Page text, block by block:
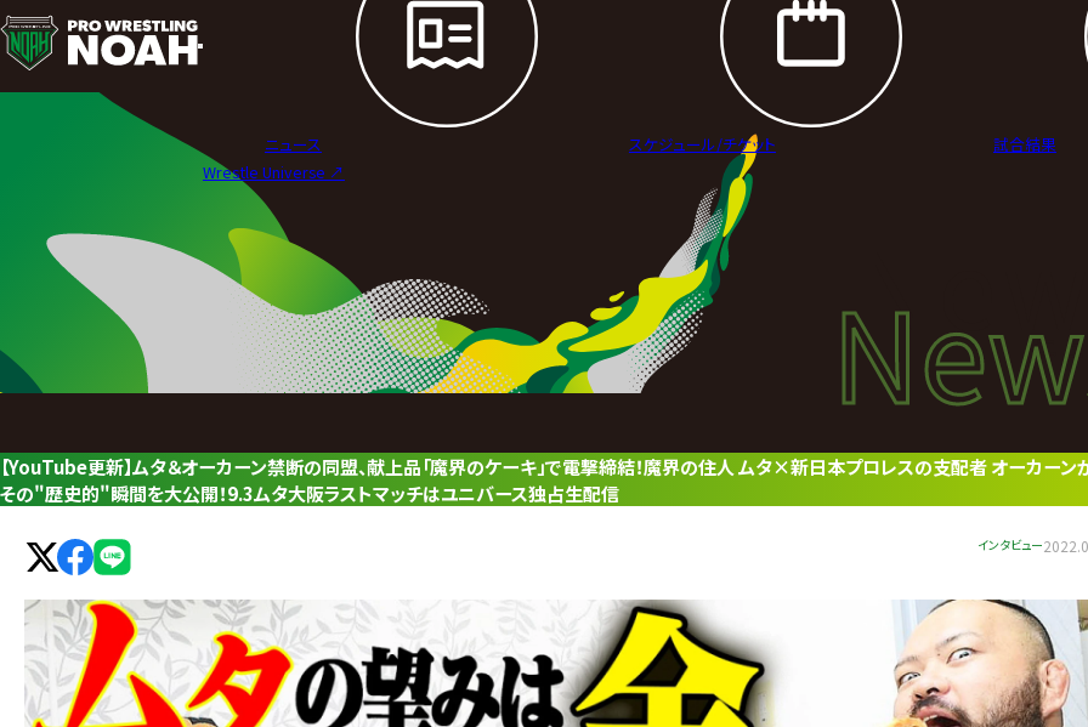
ニ
ュ
レ
ス
リ
ン
グ・
ノ
ア
公
ニュース スケジュール/チケット
試合結果
Wrestle Universe ↗︎
ニ
【YouTube更新】ムタ＆オーカーン禁断の同盟、献上品「魔界のケーキ」で電撃締結！魔界の住人 ムタ×新日本プロレスの支配者 オーカーン
その"歴史的"瞬間を大公開！9.3ムタ大阪ラストマッチはユニバース独占生配信
インタビュー